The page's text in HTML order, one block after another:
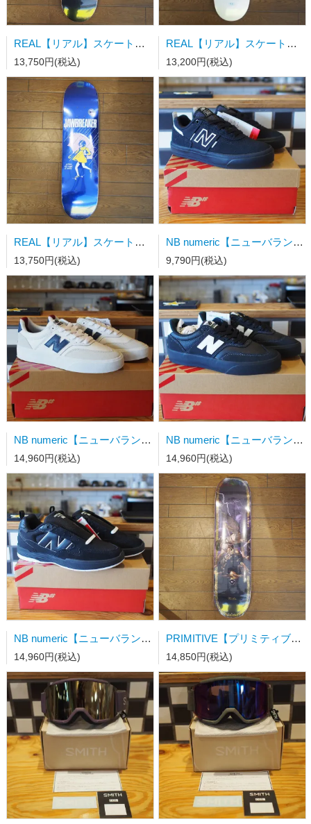
REAL【リアル】スケートボードデッキ REAL x JAWBREAKER MASON UNFUN 8.06" x 31.8"wb14.38
13,750円(税込)
REAL【リアル】スケートボードデッキ TEAM EMB 8.06" x 31.8"wb14.38
13,200円(税込)
REAL【リアル】スケートボードデッキ TEAM JAWBREAKER BLUE FOIL 8.25" x 32"wb14.38
13,750円(税込)
NB numeric【ニューバランス】スケートシューズ Y306BSD キッズ
9,790円(税込)
NB numeric【ニューバランス】スケートシューズ UN340WVS
14,960円(税込)
NB numeric【ニューバランス】スケートシューズ UN340YRW 23.0ｃｍ
14,960円(税込)
NB numeric【ニューバランス】スケートシューズ UN808LSC
14,960円(税込)
PRIMITIVE【プリミティブ】スケートボードデッキ MOTA CLASH PURPLE 8.0×31.75wb14.19
14,850円(税込)